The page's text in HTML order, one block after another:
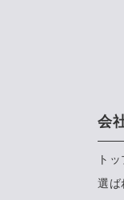
会
ト
選ば